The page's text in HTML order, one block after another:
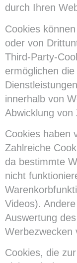
durch Ihren
Cookies
oder von
Third-Party-
ermöglichen
innerhalb von
Abwicklung von
Cookies haben
Zahlreiche
da bestimmte
nicht
Videos).
Auswertung
Werbezwecken
Cookies, die